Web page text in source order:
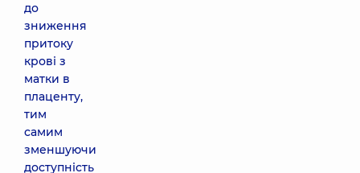
до
зниження
притоку
крові з
матки в
плаценту,
тим
самим
зменшуючи
доступність